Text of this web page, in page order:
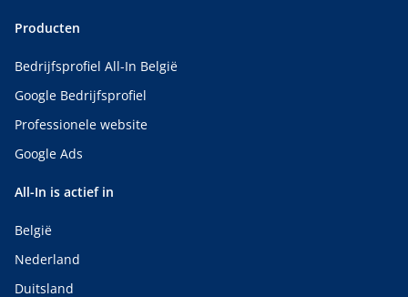
Producten
Bedrijfsprofiel All-In België
Google Bedrijfsprofiel
Professionele website
Google Ads
All-In is actief in
België
Nederland
Duitsland